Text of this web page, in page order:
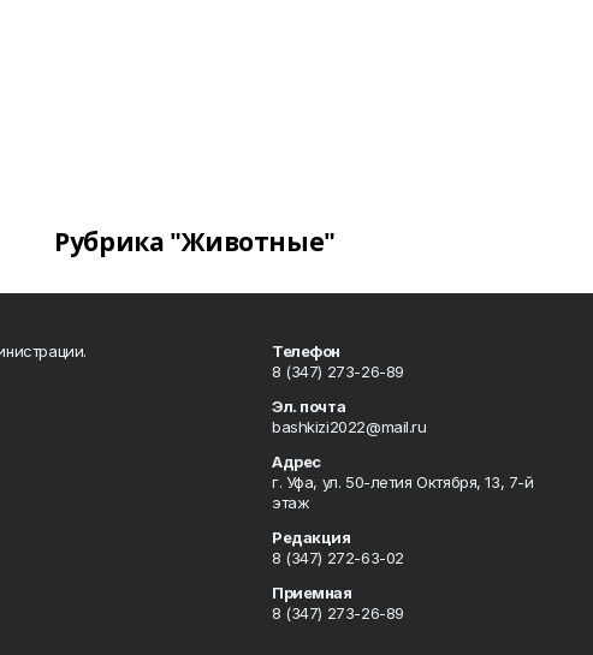
Рубрика "Животные"
Телефон
8 (347) 273-26-89
Эл. почта
bashkizi2022@mail.ru
Адрес
г. Уфа, ул. 50-летия Октября, 13, 7-й
этаж
Редакция
8 (347) 272-63-02
Приемная
8 (347) 273-26-89